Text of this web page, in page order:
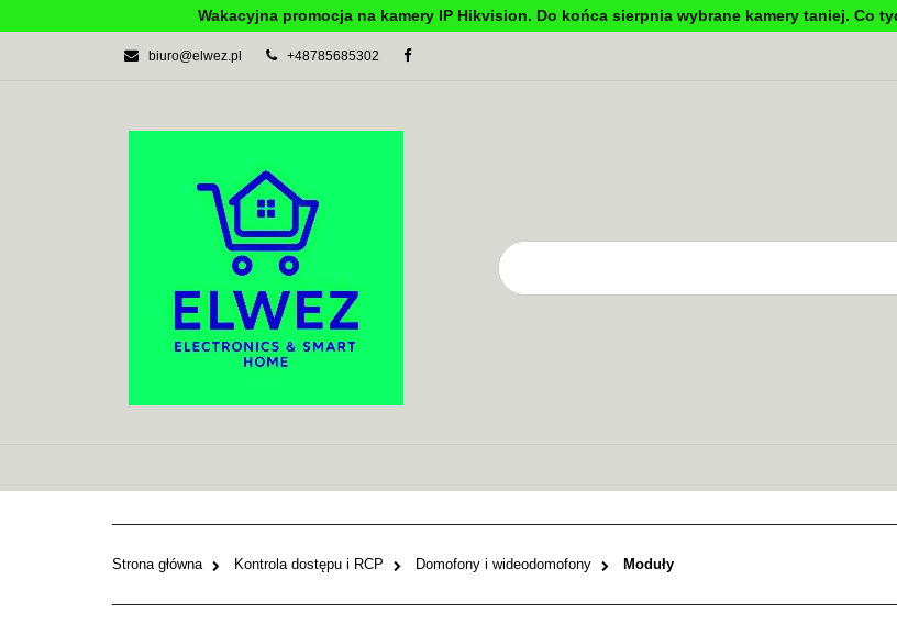
Wakacyjna promocja na kamery IP Hikvision. Do końca sierpnia wybrane kamery taniej. Co
biuro@elwez.pl +48785685302
AUTOMATYKA BUDYNKOWA
Strona główna Kontrola dostępu i RCP Domofony i wideodomofony Moduły